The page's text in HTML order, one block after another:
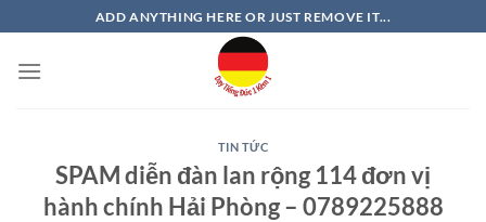
qua
nội
ADD ANYTHING HERE OR JUST REMOVE IT...
TIN TỨC
SPAM diễn đàn lan rộng 114 đơn vị
hành chính Hải Phòng – 0789225888